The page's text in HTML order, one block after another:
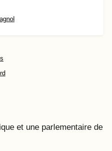
et une parlementaire de